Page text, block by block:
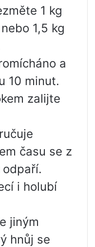
1 kg
1,5 kg
a
10 minut.
zalijte
času se z
i holubí
jiným
hnůj se